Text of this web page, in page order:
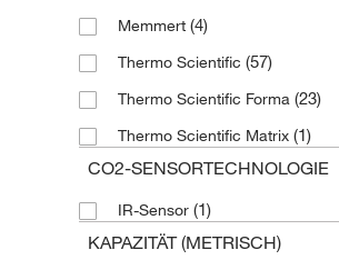
Memmert (4)
Thermo Scientific (57)
Thermo Scientific Forma (23)
Thermo Scientific Matrix (1)
CO2-SENSORTECHNOLOGIE
IR-Sensor (1)
KAPAZITÄT (METRISCH)